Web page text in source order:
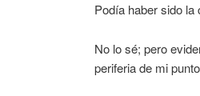
Podía haber sido
No lo sé; pero
periferia de mi